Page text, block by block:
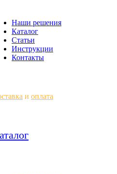
Наши решения
Каталог
Статьи
Инструкции
Контакты
и оплата